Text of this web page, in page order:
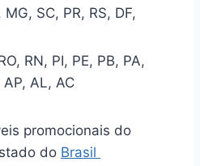
SC, PR, RS, DF,
RN, PI, PE, PB, PA,
AL, AC
promocionais do
do Brasil